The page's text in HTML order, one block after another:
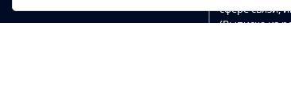
сфере связи,
(Выписка из